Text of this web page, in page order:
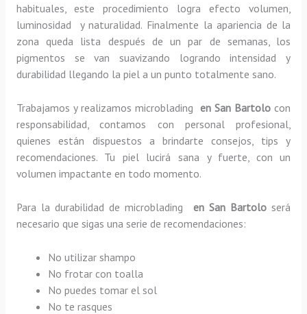
habituales, este procedimiento logra efecto volumen,
luminosidad y naturalidad. Finalmente la apariencia de la
zona queda lista después de un par de semanas, los
pigmentos se van suavizando logrando intensidad y
durabilidad llegando la piel a un punto totalmente sano.
Trabajamos y realizamos microblading en San Bartolo con
responsabilidad, contamos con personal profesional,
quienes están dispuestos a brindarte consejos, tips y
recomendaciones. Tu piel lucirá sana y fuerte, con un
volumen impactante en todo momento.
Para la durabilidad de microblading en San Bartolo será
necesario que sigas una serie de recomendaciones:
No utilizar shampo
No frotar con toalla
No puedes tomar el sol
No te rasques